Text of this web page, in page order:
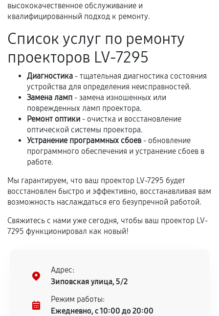
Естественный износ деталей, если иное не
предусмотрено отдельно.
Обращение после окончания гарантийного
срока.
Программные сбои, если это не указано в
отдельных условиях.
Если комплектующие куплены
самостоятельно
Гарантия на выполненные работы может
сохраняться полностью или частично, если
Предоставленные детали подходят по
техническим параметрам и не имеют внешних
дефектов.
Установка была выполнена нашим сервисным
центром.
продавца. За качество сторонних деталей
сервисный центр ответственности не несет.
высококачественное обслуживание и
квалифицированный подход к ремонту.
Список услуг по ремонту
проекторов LV-7295
Диагностика - тщательная диагностика состояния
устройства для определения неисправностей.
Замена ламп - замена изношенных или
поврежденных ламп проектора.
Ремонт оптики - очистка и восстановление
оптической системы проектора.
Устранение программных сбоев- обновление
программного обеспечения и устранение сбоев в
работе.
Мы гарантируем, что ваш проектор LV-7295 будет
восстановлен быстро и эффективно, восстанавливая вам
возможность наслаждаться его безупречной работой.
Свяжитесь с нами уже сегодня, чтобы ваш проектор LV-
7295 функционировал как новый!
Адрес:
Зиповская улица, 5/2
Режим работы:
Ежедневно, с 10:00 до 20:00